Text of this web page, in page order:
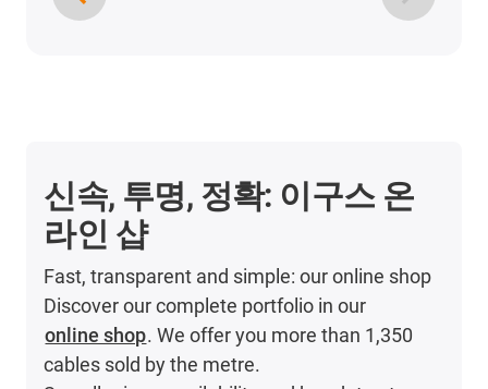
신속, 투명, 정확: 이구스 온
라인 샵
Fast, transparent and simple: our online shop
Discover our complete portfolio in our
online shop. We offer you more than 1,350
cables sold by the metre.